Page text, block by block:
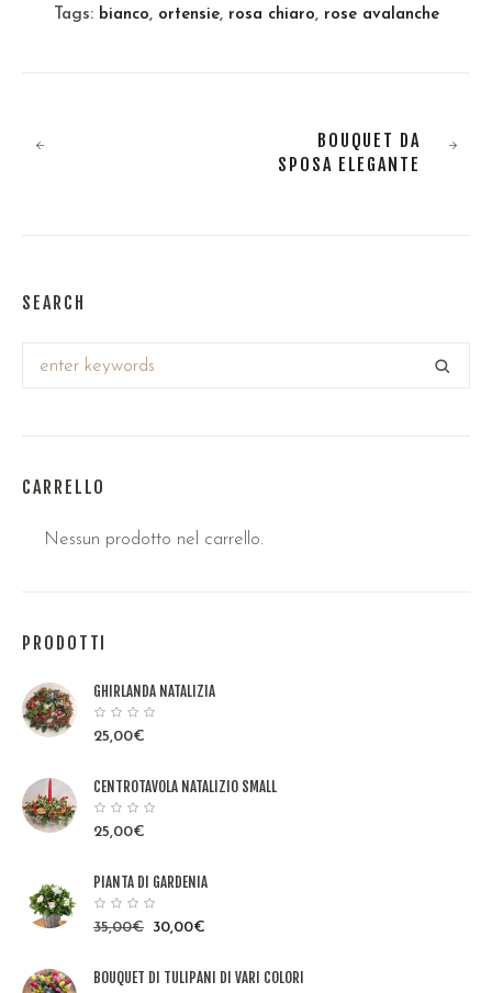
Tags: bianco, ortensie, rosa chiaro, rose avalanche
BOUQUET DA
SPOSA ELEGANTE
SEARCH
CARRELLO
Nessun prodotto nel carrello.
PRODOTTI
GHIRLANDA NATALIZIA
25,00€
CENTROTAVOLA NATALIZIO SMALL
25,00€
PIANTA DI GARDENIA
35,00€ 30,00€
BOUQUET DI TULIPANI DI VARI COLORI